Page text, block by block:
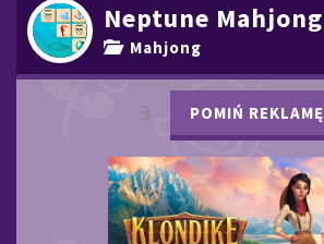
Neptune Mahjong
Mahjong
2 POMIŃ REKLAMĘ